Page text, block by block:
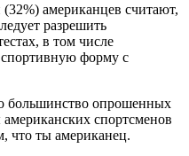
(32%) американцев считают,
разрешить
в том числе
спортивную форму с
большинство опрошенных
спортсменов
что ты американец.